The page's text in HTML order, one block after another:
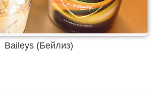
Baileys (Бейлиз)